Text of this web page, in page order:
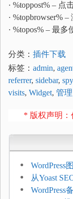
· %toppost% – 点
· %topbrowser%
· %topos% – 最
分类： 插件下载
标签： admin,
referrer, sidebar, spy
visits, Widget, 管
* 版权声明：
WordPress
Imagify、
从Yoast
换前检查
WordPress